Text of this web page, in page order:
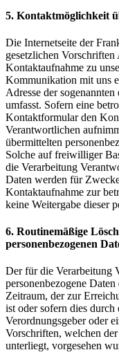
5. Kontaktmöglichkeit
Die Internetseite der
gesetzlichen
Kontaktaufnahme zu
Kommunikation mit uns
Adresse der
umfasst. Sofern eine
Kontaktformular den
Verantwortlichen
übermittelten
Solche auf freiwilliger
die Verarbeitung
Daten werden für
Kontaktaufnahme zur
keine Weitergabe dieser
6. Routinemäßige
personenbezogenen
Der für die Verarbeitung
personenbezogene
Zeitraum, der zur
ist oder sofern dies
Verordnungsgeber oder
Vorschriften, welchen
unterliegt, vorgesehen